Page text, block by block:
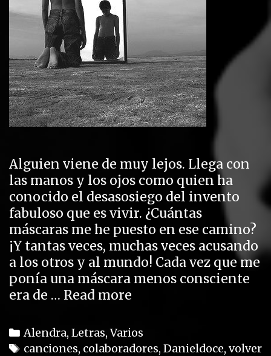
Alguien viene de muy lejos. Llega con
las manos y los ojos como quien ha
conocido el desasosiego del invento
fabuloso que es vivir. ¿Cuántas
máscaras me he puesto en ese camino?
¡Y tantas veces, muchas veces acusando
a los otros y al mundo! Cada vez que me
ponía una máscara menos consciente
era de … Read more
l
v
C
a
Alendra, Letras,Varios
T
canciones, colaboradores, Danieldoce, volver